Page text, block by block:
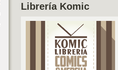
Librería Komic